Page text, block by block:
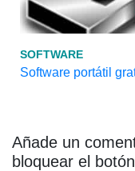
SOFTWARE
Software portátil
Añade un
bloquear el